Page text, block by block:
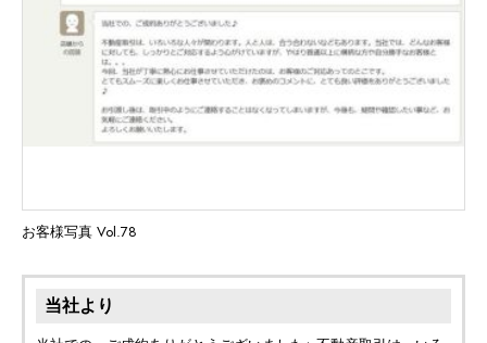
お客様写真 Vol.78
当社より